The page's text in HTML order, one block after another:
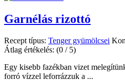
Garnélás rizottó
Recept típus: Tenger gyümölcsei
Átlag értékelés: (0 / 5)
Egy kisebb fazékban vizet
forró vízzel leforrázzuk a ...